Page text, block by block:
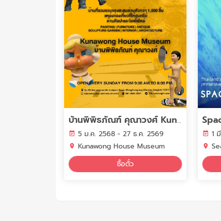
บ้านพิพิธภัณฑ์ คุณาวงศ์ Kunawong House Museum
5 ม.ค. 2568 - 27 ธ.ค. 2569
Kunawong House Museum
ซื้อตั๋ว
1